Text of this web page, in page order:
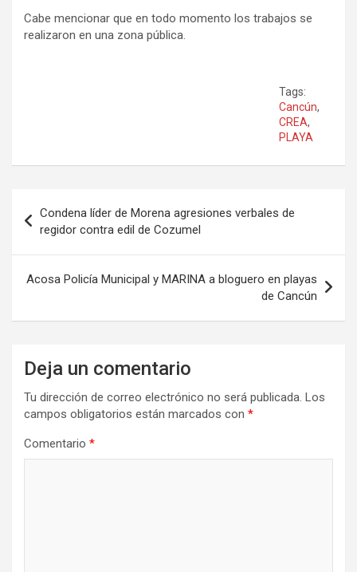
Cabe mencionar que en todo momento los trabajos se
realizaron en una zona pública.
Tags:
Cancún,
CREA,
PLAYA
de
entradas
Condena líder de Morena agresiones verbales de
regidor contra edil de Cozumel
Acosa Policía Municipal y MARINA a bloguero en playas
de Cancún
Deja un comentario
Tu dirección de correo electrónico no será publicada. Los
campos obligatorios están marcados con *
Comentario *